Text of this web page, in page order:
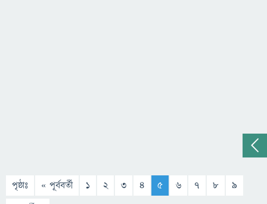
পৃষ্ঠাঃ « পূর্ববর্তী 1 2 3 4 5 6 7 8
9